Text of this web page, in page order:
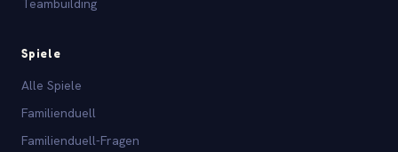
Teambuilding
Spiele
Alle Spiele
Familienduell
Familienduell-Fragen